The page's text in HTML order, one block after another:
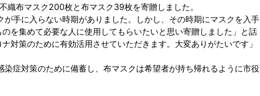
織布マスク200枚と布マスク39枚を寄贈しました。
手に入らない時期がありました。しかし、その時期にマスクを入手
を集めて必要な人に使用してもらいたいと思い寄贈しました」と話
対策のために有効活用させていただきます。大変ありがたいです」
症対策のために備蓄し、布マスクは希望者が持ち帰れるように市役